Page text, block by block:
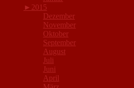
► 2015
Dezember
November
Oktober
September
August
Juli
Juni
April